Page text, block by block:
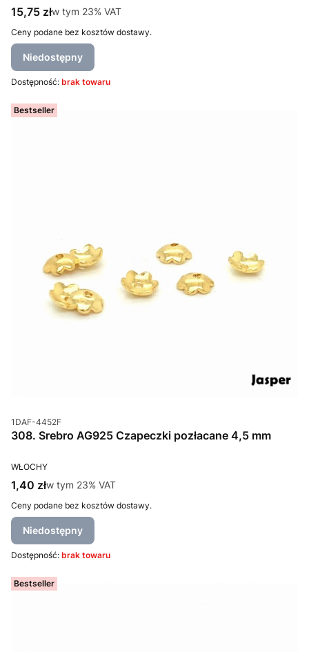
Cena brutto
15,75 złw tym %s VAT
w tym 23% VAT
Ceny podane bez kosztów dostawy.
Niedostępny
Dostępność: brak towaru
Bestseller
Kod produktu
1DAF-4452F
308. Srebro AG925 Czapeczki pozłacane 4,5 mm
PRODUCENT
WŁOCHY
Cena brutto
1,40 złw tym %s VAT
w tym 23% VAT
Ceny podane bez kosztów dostawy.
Niedostępny
Dostępność: brak towaru
Bestseller